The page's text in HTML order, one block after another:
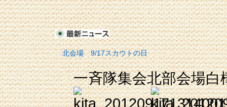
北会場 9/17スカウトの日
一斉隊集会北部会場白